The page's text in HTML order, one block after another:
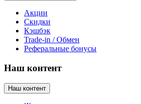
Акции
Скидки
Кэшбэк
Trade-in / Обмен
Реферальные бонусы
Наш контент
Наш контент